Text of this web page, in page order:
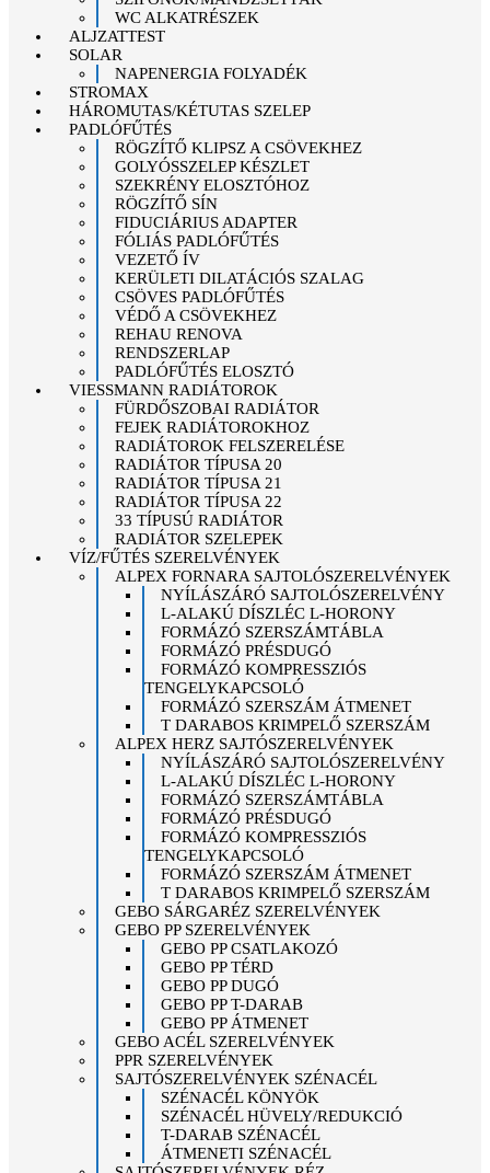
WC ALKATRÉSZEK
ALJZATTEST
SOLAR
NAPENERGIA FOLYADÉK
STROMAX
HÁROMUTAS/KÉTUTAS SZELEP
PADLÓFŰTÉS
RÖGZÍTŐ KLIPSZ A CSÖVEKHEZ
GOLYÓSSZELEP KÉSZLET
SZEKRÉNY ELOSZTÓHOZ
RÖGZÍTŐ SÍN
FIDUCIÁRIUS ADAPTER
FÓLIÁS PADLÓFŰTÉS
VEZETŐ ÍV
KERÜLETI DILATÁCIÓS SZALAG
CSÖVES PADLÓFŰTÉS
VÉDŐ A CSÖVEKHEZ
REHAU RENOVA
RENDSZERLAP
PADLÓFŰTÉS ELOSZTÓ
VIESSMANN RADIÁTOROK
FÜRDŐSZOBAI RADIÁTOR
FEJEK RADIÁTOROKHOZ
RADIÁTOROK FELSZERELÉSE
RADIÁTOR TÍPUSA 20
RADIÁTOR TÍPUSA 21
RADIÁTOR TÍPUSA 22
33 TÍPUSÚ RADIÁTOR
RADIÁTOR SZELEPEK
VÍZ/FŰTÉS SZERELVÉNYEK
ALPEX FORNARA SAJTOLÓSZERELVÉNYEK
NYÍLÁSZÁRÓ SAJTOLÓSZERELVÉNY
L-ALAKÚ DÍSZLÉC L-HORONY
FORMÁZÓ SZERSZÁMTÁBLA
FORMÁZÓ PRÉSDUGÓ
FORMÁZÓ KOMPRESSZIÓS
TENGELYKAPCSOLÓ
FORMÁZÓ SZERSZÁM ÁTMENET
T DARABOS KRIMPELŐ SZERSZÁM
ALPEX HERZ SAJTÓSZERELVÉNYEK
NYÍLÁSZÁRÓ SAJTOLÓSZERELVÉNY
L-ALAKÚ DÍSZLÉC L-HORONY
FORMÁZÓ SZERSZÁMTÁBLA
FORMÁZÓ PRÉSDUGÓ
FORMÁZÓ KOMPRESSZIÓS
TENGELYKAPCSOLÓ
FORMÁZÓ SZERSZÁM ÁTMENET
T DARABOS KRIMPELŐ SZERSZÁM
GEBO SÁRGARÉZ SZERELVÉNYEK
GEBO PP SZERELVÉNYEK
GEBO PP CSATLAKOZÓ
GEBO PP TÉRD
GEBO PP DUGÓ
GEBO PP T-DARAB
GEBO PP ÁTMENET
GEBO ACÉL SZERELVÉNYEK
PPR SZERELVÉNYEK
SAJTÓSZERELVÉNYEK SZÉNACÉL
SZÉNACÉL KÖNYÖK
SZÉNACÉL HÜVELY/REDUKCIÓ
T-DARAB SZÉNACÉL
ÁTMENETI SZÉNACÉL